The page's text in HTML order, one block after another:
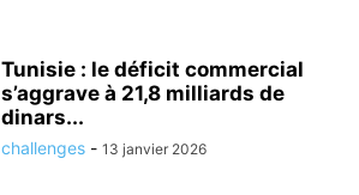
Tunisie : le déficit commercial
s’aggrave à 21,8 milliards de
dinars...
challenges - 13 janvier 2026